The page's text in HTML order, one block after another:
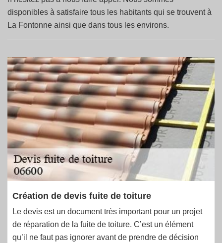
disponibles à satisfaire tous les habitants qui se trouvent à
La Fontonne ainsi que dans tous les environs.
Création de devis fuite de toiture
Le devis est un document très important pour un projet
de réparation de la fuite de toiture. C’est un élément
qu’il ne faut pas ignorer avant de prendre de décision